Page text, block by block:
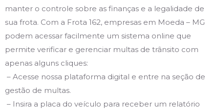
manter o controle sobre as finanças e a legalidade de
sua frota. Com a Frota 162, empresas em Moeda – MG
podem acessar facilmente um sistema online que
permite verificar e gerenciar multas de trânsito com
apenas alguns cliques:
– Acesse nossa plataforma digital e entre na seção de
gestão de multas.
– Insira a placa do veículo para receber um relatório